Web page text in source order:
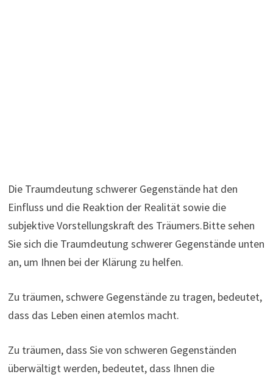
Die Traumdeutung schwerer Gegenstände hat den
Einfluss und die Reaktion der Realität sowie die
subjektive Vorstellungskraft des Träumers.Bitte sehen
Sie sich die Traumdeutung schwerer Gegenstände unten
an, um Ihnen bei der Klärung zu helfen.
Zu träumen, schwere Gegenstände zu tragen, bedeutet,
dass das Leben einen atemlos macht.
Zu träumen, dass Sie von schweren Gegenständen
überwältigt werden, bedeutet, dass Ihnen die